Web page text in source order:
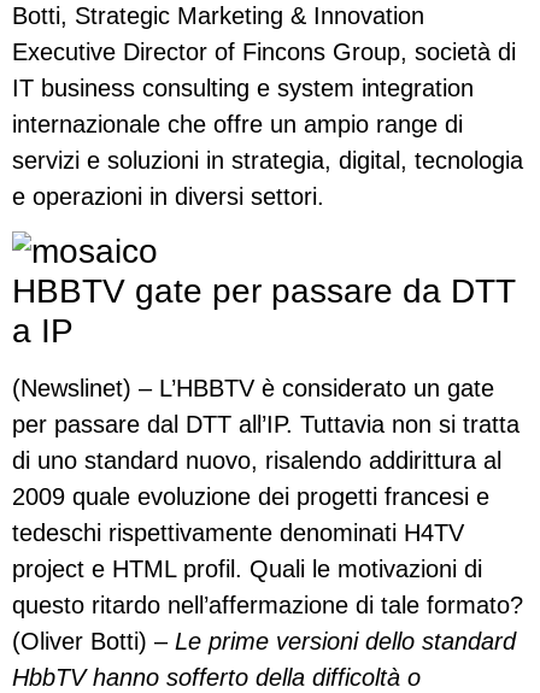
Botti, Strategic Marketing & Innovation
Executive Director of Fincons Group, società di
IT business consulting e system integration
internazionale che offre un ampio range di
servizi e soluzioni in strategia, digital, tecnologia
e operazioni in diversi settori.
HBBTV gate per passare da DTT
a IP
(Newslinet) – L’HBBTV è considerato un gate
per passare dal DTT all’IP. Tuttavia non si tratta
di uno standard nuovo, risalendo addirittura al
2009 quale evoluzione dei progetti francesi e
tedeschi rispettivamente denominati H4TV
project e HTML profil. Quali le motivazioni di
questo ritardo nell’affermazione di tale formato?
(Oliver Botti) –Le prime versioni dello standard
HbbTV hanno sofferto della difficoltà o